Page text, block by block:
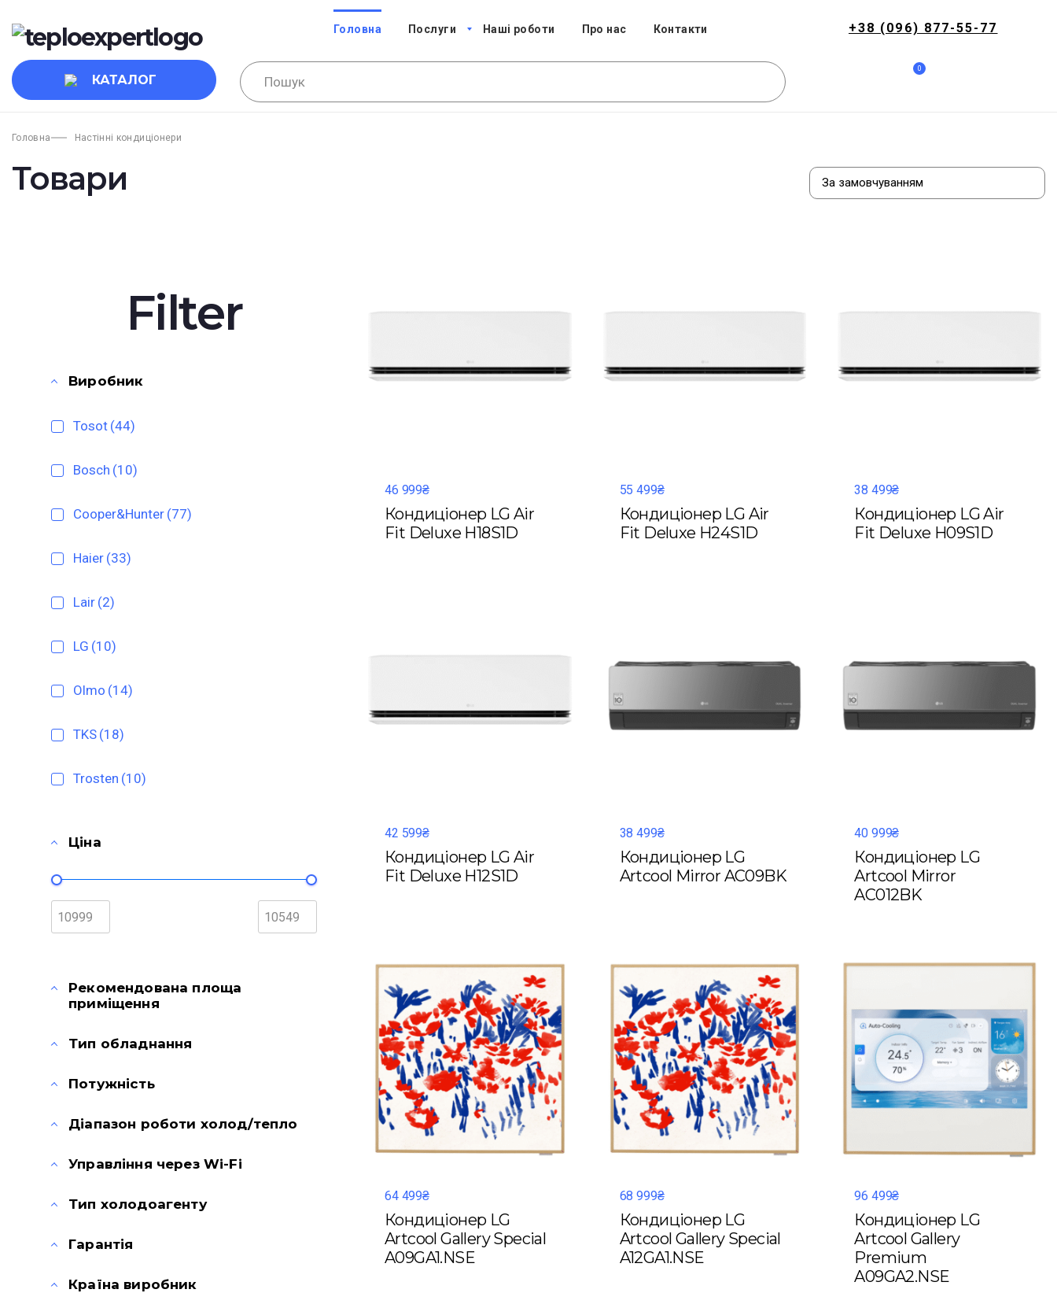
Головна Послуги Наші роботи Про нас Контакти +38 (096) 877-55-77
КАТАЛОГ
0
Головна Настінні кондиціонери
Товари
Filter
Виробник
Tosot (44)
Bosch (10)
Cooper&Hunter (77)
Haier (33)
Lair (2)
LG (10)
Olmo (14)
TKS (18)
Trosten (10)
Ціна
Рекомендована площа
приміщення
Тип обладнання
Потужність
Діапазон роботи холод/тепло
Управління через Wi-Fi
Тип холодоагенту
Гарантія
Країна виробник
46 999₴
Кондиціонер LG Air
Fit Deluxe H18S1D
55 499₴
Кондиціонер LG Air
Fit Deluxe H24S1D
38 499₴
Кондиціонер LG Air
Fit Deluxe H09S1D
42 599₴
Кондиціонер LG Air
Fit Deluxe H12S1D
38 499₴
Кондиціонер LG
Artcool Mirror AC09BK
40 999₴
Кондиціонер LG
Artcool Mirror
AC012BK
64 499₴
Кондиціонер LG
Artcool Gallery Special
A09GA1.NSE
68 999₴
Кондиціонер LG
Artcool Gallery Special
A12GA1.NSE
96 499₴
Кондиціонер LG
Artcool Gallery
Premium
A09GA2.NSE